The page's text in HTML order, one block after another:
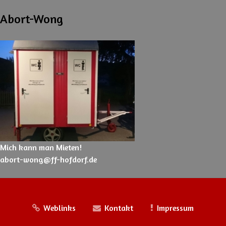
Abort-Wong
Mich kann man Mieten!
abort-wong@ff-hofdorf.de
Weblinks Kontakt Impressum